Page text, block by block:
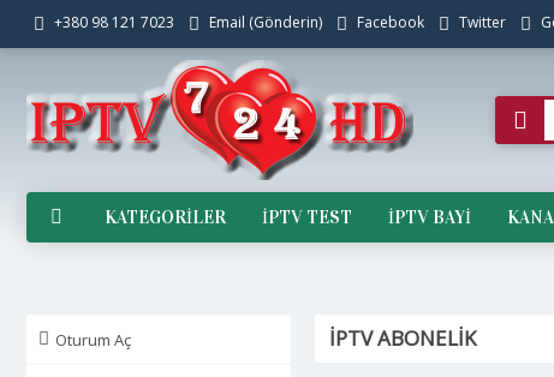
+380 98 121 7023 Email (Gönderin) Facebook Twitter
KATEGORILER IPTV TEST IPTV BAYI
Oturum Aç İPTV ABONELİK